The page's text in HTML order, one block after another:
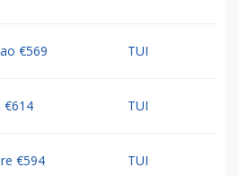
€569 TUI
€614 TUI
€594 TUI